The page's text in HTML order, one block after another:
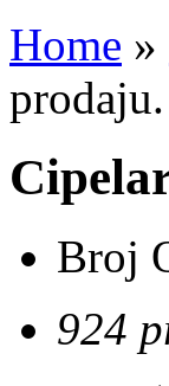
Home »
Broj
924